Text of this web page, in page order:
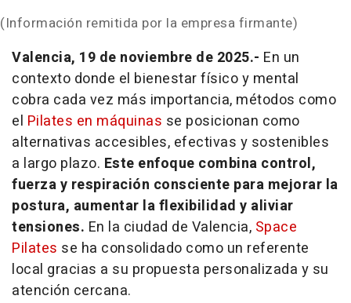
(Información remitida por la empresa firmante)
Valencia, 19 de noviembre de 2025.- En un
contexto donde el bienestar físico y mental
cobra cada vez más importancia, métodos como
el Pilates en máquinas se posicionan como
alternativas accesibles, efectivas y sostenibles
a largo plazo. Este enfoque combina control,
fuerza y respiración consciente para mejorar la
postura, aumentar la flexibilidad y aliviar
tensiones. En la ciudad de Valencia, Space
Pilates se ha consolidado como un referente
local gracias a su propuesta personalizada y su
atención cercana.